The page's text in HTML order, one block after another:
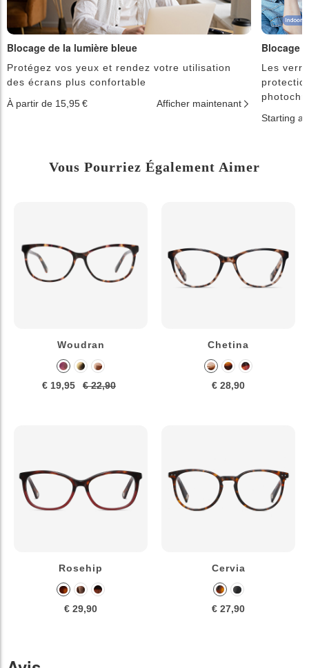
Blocage de la lumière bleue
Protégez vos yeux et rendez votre utilisation
des écrans plus confortable
À partir de 15,95 €
Afficher maintenant
Blocage
Les
Starting at
Vous Pourriez Également Aimer
Woudran
€ 19,95 € 22,90
Chetina
€ 28,90
Rosehip
€ 29,90
Cervia
€ 27,90